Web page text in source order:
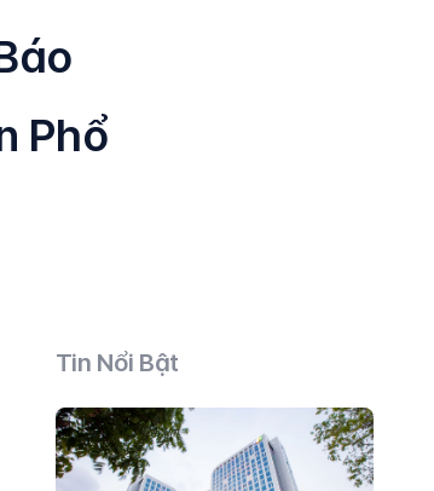
Phổ
Tin Nổi Bật